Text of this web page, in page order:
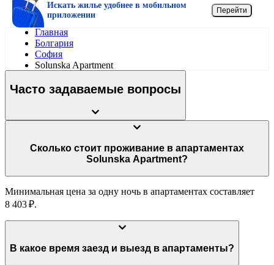
Искать жилье удобнее в мобильном
приложении
Перейти
Главная
Болгария
София
Solunska Apartment
Часто задаваемые вопросы
Сколько стоит проживание в апартаментах
Solunska Apartment?
Минимальная цена за одну ночь в апартаментах составляет
8 403 ₽.
В какое время заезд и выезд в апартаменты?